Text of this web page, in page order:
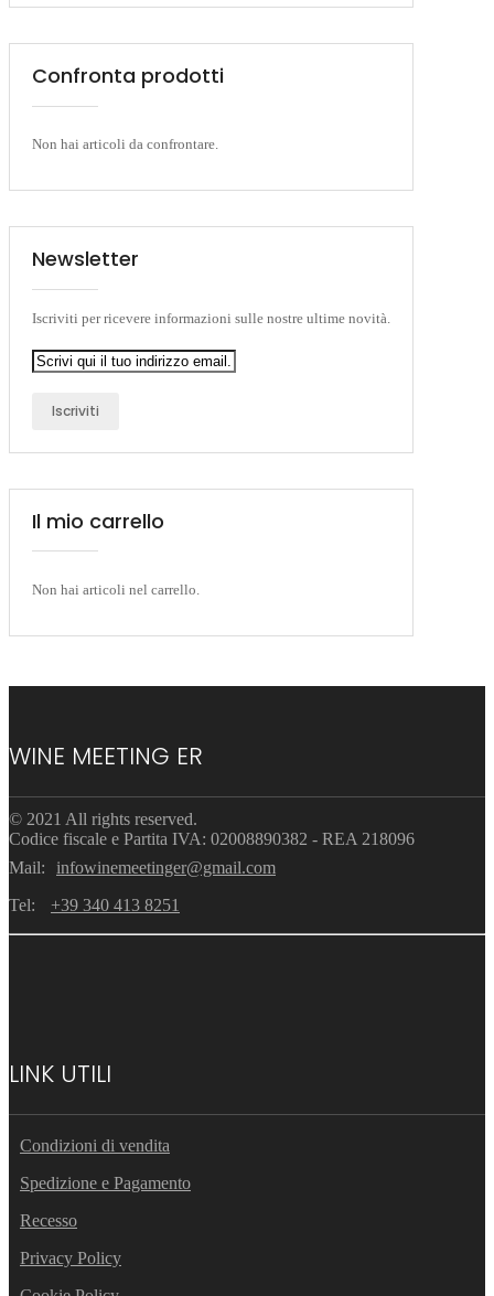
Confronta prodotti
Non hai articoli da confrontare.
Newsletter
Iscriviti per ricevere informazioni sulle nostre ultime novità.
Iscriviti
Il mio carrello
Non hai articoli nel carrello.
WINE MEETING ER
© 2021 All rights reserved.
Codice fiscale e Partita IVA: 02008890382 - REA 218096
Mail:
infowinemeetinger@gmail.com
Tel:
+39 340 413 8251
LINK UTILI
Condizioni di vendita
Spedizione e Pagamento
Recesso
Privacy Policy